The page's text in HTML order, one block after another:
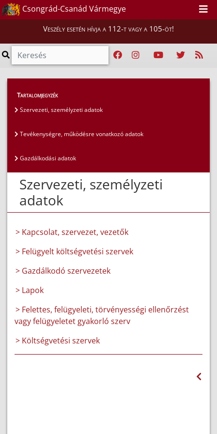
Csongrád-Csanád Vármegye
Veszély esetén hívja a 112-t vagy a 105-öt!
Közérdekű adatok
Szervezeti, személyzeti adatok
Tartalomjegyzék
Szervezeti, személyzeti adatok
Tevékenységre, működésre vonatkozó adatok
Gazdálkodási adatok
Szervezeti, személyzeti
adatok
> Kapcsolat, szervezet, vezetők
> Felügyelt költségvetési szervek
> Gazdálkodó szervezetek
> Lapok
> Felettes, felügyeleti, törvényességi ellenőrzést
vagy felügyeletet gyakorló szerv
> Költségvetési szervek